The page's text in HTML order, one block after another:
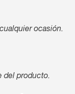
ocasión.
del producto.